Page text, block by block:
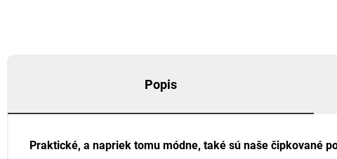
Popis
Praktické, a napriek tomu módne, také sú naše čipkované